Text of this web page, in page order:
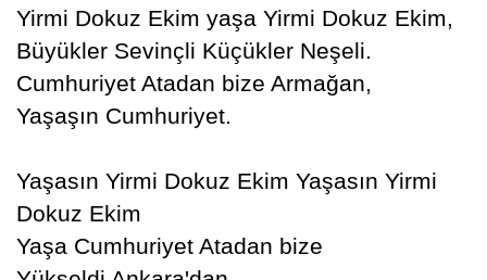
Yirmi Dokuz Ekim yaşa Yirmi Dokuz Ekim,
Büyükler Sevinçli Küçükler Neşeli.
Cumhuriyet Atadan bize Armağan,
Yaşaşın Cumhuriyet.
Yaşasın Yirmi Dokuz Ekim Yaşasın Yirmi
Dokuz Ekim
Yaşa Cumhuriyet Atadan bize